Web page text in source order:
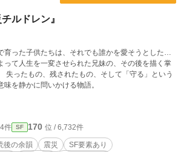
ルドレン』
育った子供たちは、それでも誰かを愛そうとした…
って人生を一変させられた兄妹の、その後を描く掌
失ったもの、残されたもの、そして「守る」という
味を静かに問いかける物語。
件 SF 170 位 / 6,732件
後の余韻 震災 SF要素あり